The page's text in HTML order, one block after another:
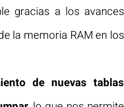
gracias a los avances
la memoria RAM en los
de nuevas tablas